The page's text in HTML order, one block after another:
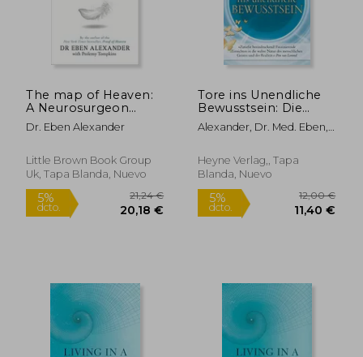
18,99 €
The map of Heaven:
A Neurosurgeon
Explores the
Mysteries of the
Truth About What
Lies Beyond (en
Dr. Eben Alexander
Little Brown Book Group
Uk, Tapa Blanda, Nuevo
Tore ins Unendliche
Bewusstsein: Die
Grenzen der Realität
Überwinden und die
Lebens Entdecken
(en Alemán)
Alexander, Dr. Med. Eben,
Heyne Verlag,, Tapa
Blanda, Nuevo